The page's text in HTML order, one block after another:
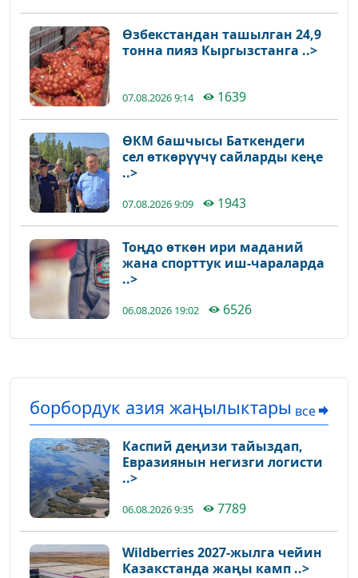
Өзбекстандан ташылган 24,9
тонна пияз Кыргызстанга ..>
07.08.2026 9:14 1639
ӨКМ башчысы Баткендеги
сел өткөрүүчү сайларды кеңе
..>
07.08.2026 9:09 1943
Тоңдо өткөн ири маданий
жана спорттук иш-чараларда
..>
06.08.2026 19:02 6526
борбордук азия жаңылыктары все
Каспий деңизи тайыздап,
Евразиянын негизги логисти
..>
06.08.2026 9:35 7789
Wildberries 2027-жылга чейин
Казакстанда жаңы камп ..>